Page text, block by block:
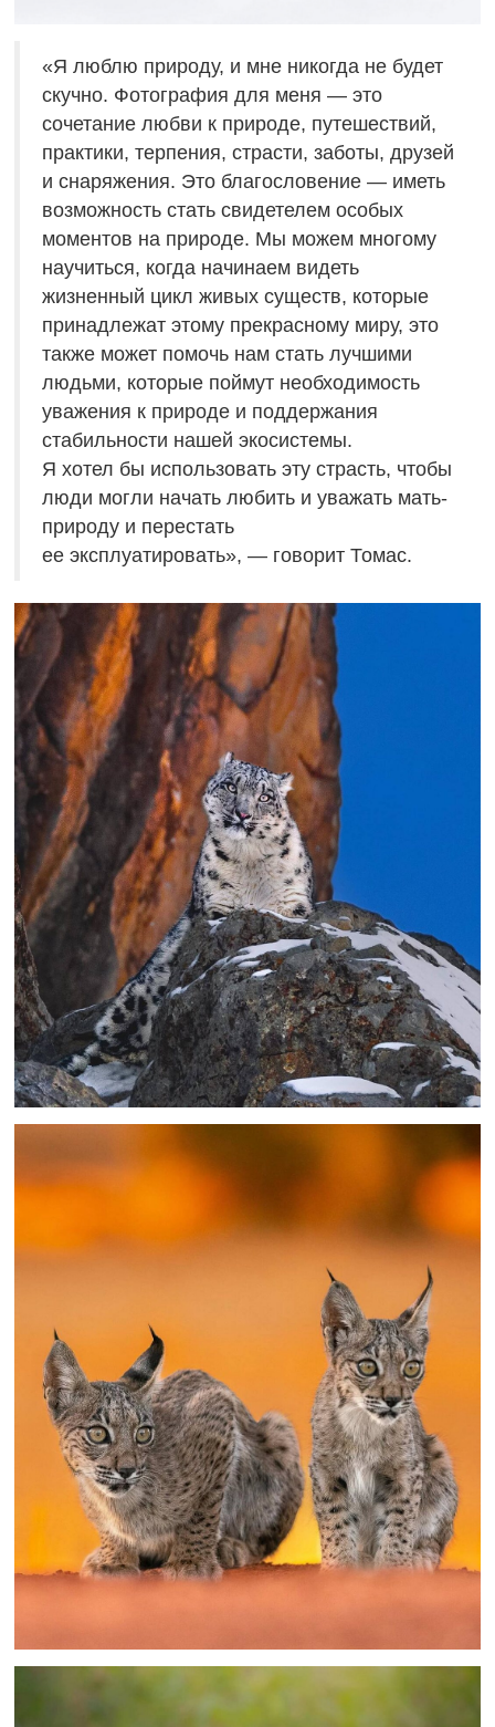
«Я люблю природу, и мне никогда не будет
скучно. Фотография для меня — это
сочетание любви к природе, путешествий,
практики, терпения, страсти, заботы, друзей
и снаряжения. Это благословение — иметь
возможность стать свидетелем особых
моментов на природе. Мы можем многому
научиться, когда начинаем видеть
жизненный цикл живых существ, которые
принадлежат этому прекрасному миру, это
также может помочь нам стать лучшими
людьми, которые поймут необходимость
уважения к природе и поддержания
стабильности нашей экосистемы.
Я хотел бы использовать эту страсть, чтобы
люди могли начать любить и уважать мать-
природу и перестать
ее эксплуатировать», — говорит Томас.